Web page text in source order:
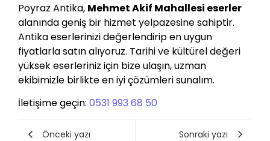
Poyraz Antika, Mehmet Akif Mahallesi eserler
alanında geniş bir hizmet yelpazesine sahiptir.
Antika eserlerinizi değerlendirip en uygun
fiyatlarla satın alıyoruz. Tarihi ve kültürel değeri
yüksek eserleriniz için bize ulaşın, uzman
ekibimizle birlikte en iyi çözümleri sunalım.
İletişime geçin: 0531 993 68 50
Önceki yazı Sonraki yazı